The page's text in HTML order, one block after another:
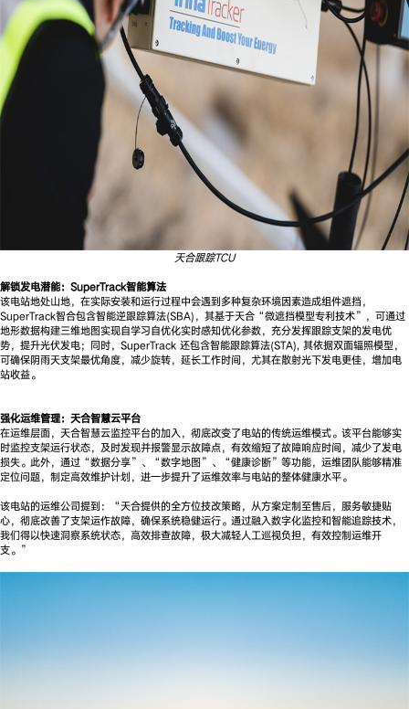
天合跟踪TCU
解锁发电潜能：SuperTrack智能算法
该电站地处山地，在实际安装和运行过程中会遇到多种复杂环境因素造成组件遮挡，
SuperTrack智合包含智能逆跟踪算法(SBA)，其基于天合“微遮挡模型专利技术”，可通过
地形数据构建三维地图实现自学习自优化实时感知优化参数，充分发挥跟踪支架的发电优
势，提升光伏发电；同时，SuperTrack 还包含智能跟踪算法(STA), 其依据双面辐照模型，
可确保阴雨天支架最优角度，减少旋转，延长工作时间，尤其在散射光下发电更佳，增加电
站收益。
强化运维管理：天合智慧云平台
在运维层面，天合智慧云监控平台的加入，彻底改变了电站的传统运维模式。该平台能够实
时监控支架运行状态，及时发现并报警显示故障点，有效缩短了故障响应时间，减少了发电
损失。此外，通过“数据分享”、“数字地图”、“健康诊断”等功能，运维团队能够精准
定位问题，制定高效维护计划，进一步提升了运维效率与电站的整体健康水平。
该电站的运维公司提到：“天合提供的全方位技改策略，从方案定制至售后，服务敏捷贴
心，彻底改善了支架运作故障，确保系统稳健运行。通过融入数字化监控和智能追踪技术，
我们得以快速洞察系统状态，高效排查故障，极大减轻人工巡视负担，有效控制运维开
支。”